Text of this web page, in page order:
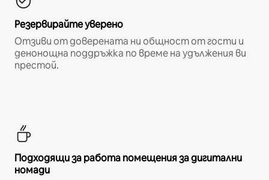
Резервирайте уверено
Отзиви от доверената ни общност от гости и
денонощна поддръжка по време на удължения ви
престой.
Подходящи за работа помещения за дигитални
номади